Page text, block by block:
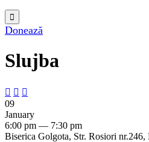

Donează
Slujba
  
09
January
6:00 pm — 7:30 pm
Biserica Golgota, Str. Rosiori